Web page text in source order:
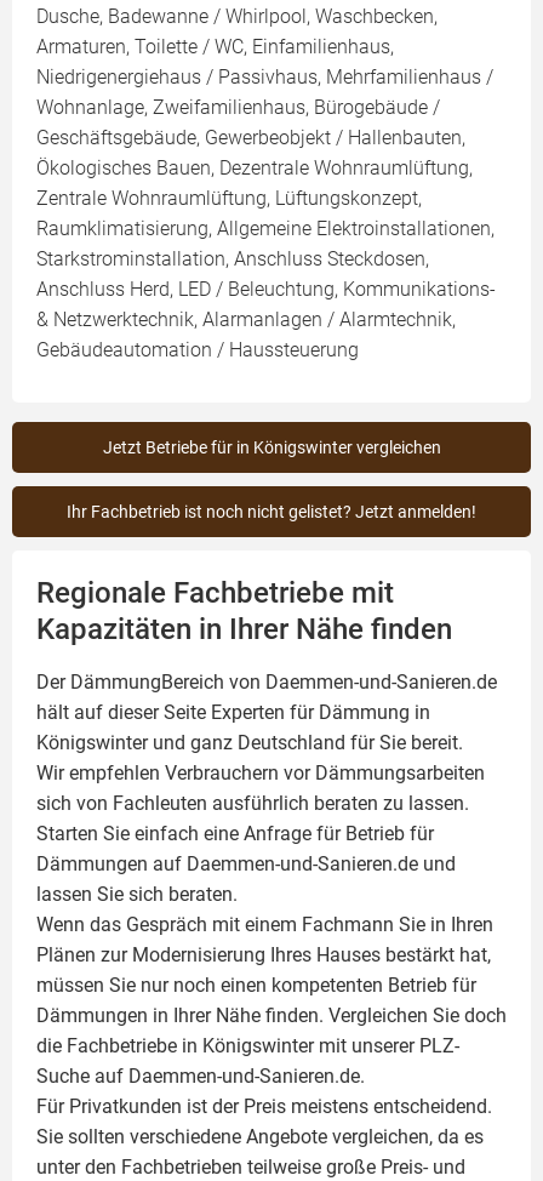
Dusche, Badewanne / Whirlpool, Waschbecken,
Armaturen, Toilette / WC, Einfamilienhaus,
Niedrigenergiehaus / Passivhaus, Mehrfamilienhaus /
Wohnanlage, Zweifamilienhaus, Bürogebäude /
Geschäftsgebäude, Gewerbeobjekt / Hallenbauten,
Ökologisches Bauen, Dezentrale Wohnraumlüftung,
Zentrale Wohnraumlüftung, Lüftungskonzept,
Raumklimatisierung, Allgemeine Elektroinstallationen,
Starkstrominstallation, Anschluss Steckdosen,
Anschluss Herd, LED / Beleuchtung, Kommunikations-
& Netzwerktechnik, Alarmanlagen / Alarmtechnik,
Gebäudeautomation / Haussteuerung
Jetzt Betriebe für in Königswinter vergleichen
Ihr Fachbetrieb ist noch nicht gelistet? Jetzt anmelden!
Regionale Fachbetriebe mit
Kapazitäten in Ihrer Nähe finden
Der DämmungBereich von Daemmen-und-Sanieren.de
hält auf dieser Seite Experten für Dämmung in
Königswinter und ganz Deutschland für Sie bereit.
Wir empfehlen Verbrauchern vor Dämmungsarbeiten
sich von Fachleuten ausführlich beraten zu lassen.
Starten Sie einfach eine Anfrage für Betrieb für
Dämmungen auf Daemmen-und-Sanieren.de und
lassen Sie sich beraten.
Wenn das Gespräch mit einem Fachmann Sie in Ihren
Plänen zur Modernisierung Ihres Hauses bestärkt hat,
müssen Sie nur noch einen kompetenten Betrieb für
Dämmungen in Ihrer Nähe finden. Vergleichen Sie doch
die Fachbetriebe in Königswinter mit unserer PLZ-
Suche auf Daemmen-und-Sanieren.de.
Für Privatkunden ist der Preis meistens entscheidend.
Sie sollten verschiedene Angebote vergleichen, da es
unter den Fachbetrieben teilweise große Preis- und